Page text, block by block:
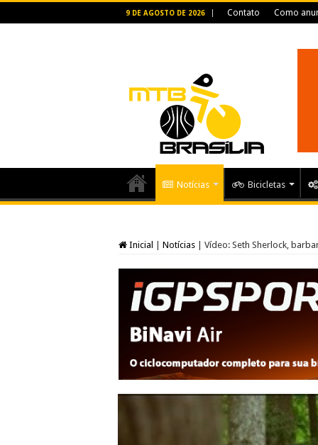
9 DE AGOSTO DE 2026 Contato Como
Notícias Bicicletas
Inicial Notícias Vídeo: Seth Sherlock,